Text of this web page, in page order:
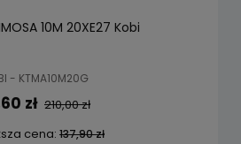
10M 20XE27 Kobi
- KTMA10M20G
zł 210,00 zł
cena: 137,90 zł